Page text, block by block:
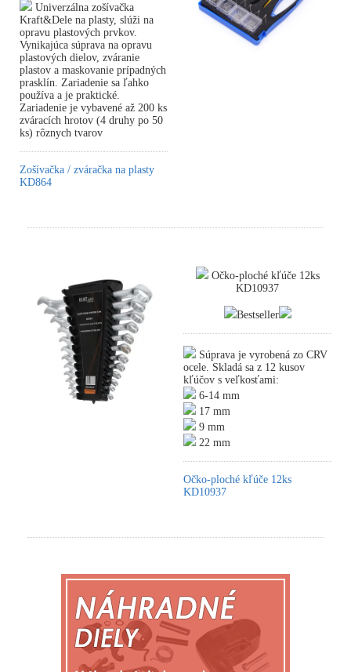
Univerzálna zošívačka
Kraft&Dele na plasty, slúži na
opravu plastových prvkov.
Vynikajúca súprava na opravu
plastových dielov, zváranie
plastov a maskovanie prípadných
prasklín. Zariadenie sa ľahko
používa a je praktické.
Zariadenie je vybavené až 200 ks
zváracích hrotov (4 druhy po 50
ks) rôznych tvarov
Zošívačka / zváračka na plasty
KD864
Očko-ploché kľúče 12ks
KD10937
Bestseller
Súprava je vyrobená zo CRV
ocele. Skladá sa z 12 kusov
kľúčov s veľkosťami:
6-14 mm
17 mm
9 mm
22 mm
Očko-ploché kľúče 12ks
KD10937